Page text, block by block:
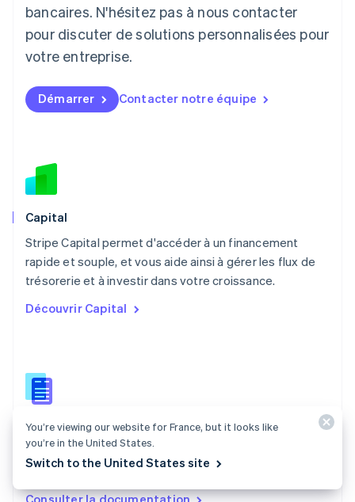
bancaires. N'hésitez pas à nous contacter
pour discuter de solutions personnalisées pour
votre entreprise.
Démarrer Contacter notre équipe
Capital
Stripe Capital permet d'accéder à un financement
rapide et souple, et vous aide ainsi à gérer les flux de
trésorerie et à investir dans votre croissance.
Découvrir Capital
Documentation Capital
Découvrez comment Stripe Capital peut vous aider à
développer votre activité.
Lituanie
Luxembourg
FrançaisDeutschEnglish
English简体中文
Malte
Norvège
Nouvelle-Zélande
English
Nederlands English
Pologne
English
PortuguêsEnglish
English
Roumanie
Royaume-Uni
English
Singapour
Slovaquie
You’re viewing our website for France, but it looks like
you’re in the United States.
Switch to the United States site